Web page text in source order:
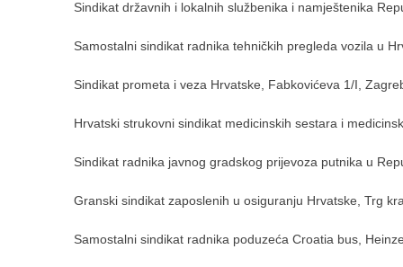
Sindikat državnih i lokalnih službenika i namještenika
Samostalni sindikat radnika tehničkih pregleda vozila u
Sindikat prometa i veza Hrvatske, Fabkovićeva 1/I,
Hrvatski strukovni sindikat medicinskih sestara i
Sindikat radnika javnog gradskog prijevoza putnika u
Granski sindikat zaposlenih u osiguranju Hrvatske, Trg
Samostalni sindikat radnika poduzeća Croatia bus,